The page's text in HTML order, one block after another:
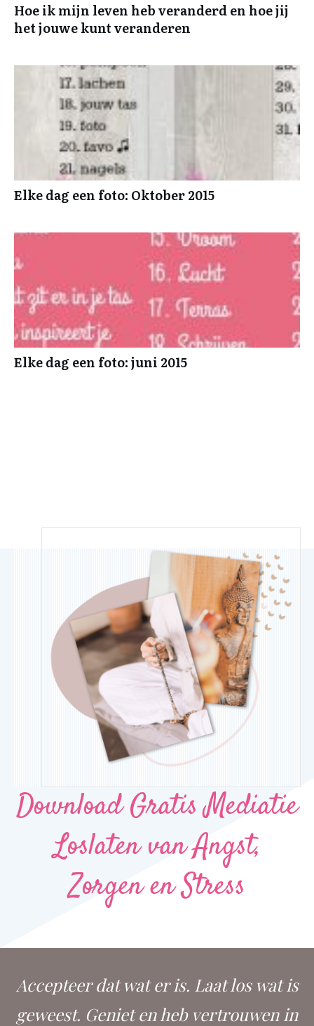
Hoe ik mijn leven heb veranderd en hoe jij
het jouwe kunt veranderen
Elke dag een foto: Oktober 2015
Elke dag een foto: juni 2015
Download Gratis Mediatie
Loslaten van Angst,
Zorgen en Stress
Accepteer dat wat er is. Laat los wat is
geweest. Geniet en heb vertrouwen in